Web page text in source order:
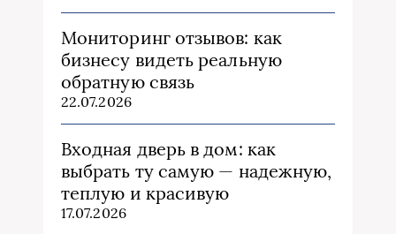
Мониторинг отзывов: как
бизнесу видеть реальную
обратную связь
22.07.2026
Входная дверь в дом: как
выбрать ту самую — надежную,
теплую и красивую
17.07.2026